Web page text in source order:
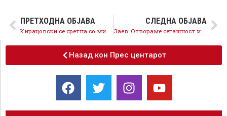
ПРЕТХОДНА ОБЈАВА
Кирацовски се сретна со министерот за образование и наука Лутфиу
СЛЕДНА ОБЈАВА
Заев: Отвораме сегашност и иднина за младите во Македонија!
Назад кон Прес центарот